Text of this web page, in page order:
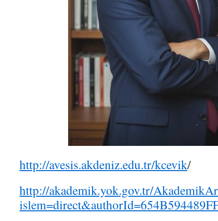
http://avesis.akdeniz.edu.tr/kcevik/
http://akademik.yok.gov.tr/